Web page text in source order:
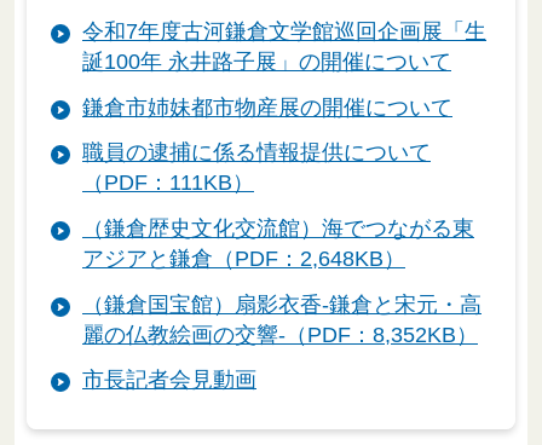
令和7年度古河鎌倉文学館巡回企画展「生
誕100年 永井路子展」の開催について
鎌倉市姉妹都市物産展の開催について
職員の逮捕に係る情報提供について
（PDF：111KB）
（鎌倉歴史文化交流館）海でつながる東
アジアと鎌倉（PDF：2,648KB）
（鎌倉国宝館）扇影衣香-鎌倉と宋元・高
麗の仏教絵画の交響-（PDF：8,352KB）
市長記者会見動画